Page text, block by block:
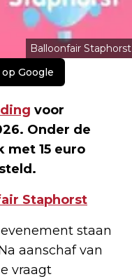
Balloonfair Staphorst
Google
voor
Onder de
met 15 euro
Staphorst
staan
aanschaf van
vraagt